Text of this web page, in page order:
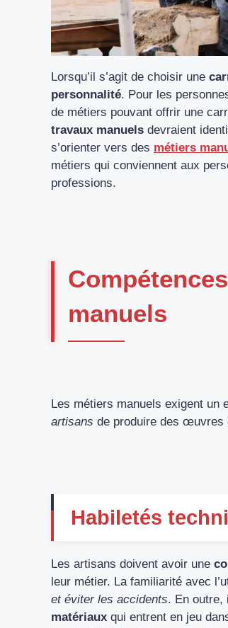
Lorsqu’il s’agit de choisir une
personnalité. Pour les
de métiers pouvant offrir une
travaux manuels devraient
s’orienter vers des métiers
métiers qui conviennent aux
professions.
manuels
Les métiers manuels exigent un
artisans de produire des œuvres
Habiletés
Les artisans doivent avoir une
leur métier. La familiarité avec
et éviter les accidents. En outre,
matériaux qui entrent en jeu